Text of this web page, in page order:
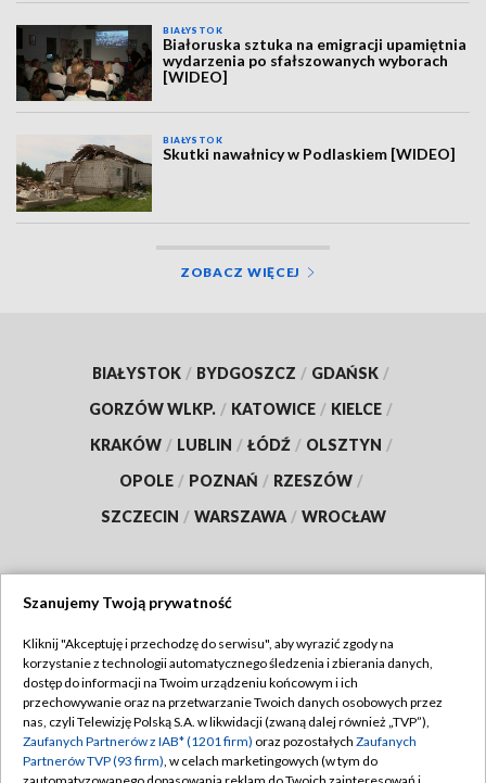
BIAŁYSTOK
Białoruska sztuka na emigracji upamiętnia
wydarzenia po sfałszowanych wyborach
[WIDEO]
BIAŁYSTOK
Skutki nawałnicy w Podlaskiem [WIDEO]
ZOBACZ WIĘCEJ
BIAŁYSTOK / BYDGOSZCZ / GDAŃSK /
GORZÓW WLKP. / KATOWICE / KIELCE /
KRAKÓW / LUBLIN / ŁÓDŹ / OLSZTYN /
OPOLE / POZNAŃ / RZESZÓW /
SZCZECIN / WARSZAWA / WROCŁAW
TVP
Abonament TVP
Emisja w TVP
Centrum informacji TVP
Regulamin TVP
Polityka prywatności
Moje zgody
Szanujemy Twoją prywatność
Kliknij "Akceptuję i przechodzę do serwisu", aby wyrazić zgody na
korzystanie z technologii automatycznego śledzenia i zbierania danych,
dostęp do informacji na Twoim urządzeniu końcowym i ich
przechowywanie oraz na przetwarzanie Twoich danych osobowych przez
nas, czyli Telewizję Polską S.A. w likwidacji (zwaną dalej również „TVP”),
Zaufanych Partnerów z IAB* (1201 firm) oraz pozostałych Zaufanych
Partnerów TVP (93 firm), w celach marketingowych (w tym do